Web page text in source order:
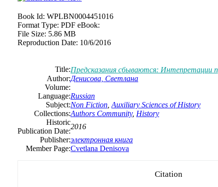
Book Id: WPLBN0004451016
Format Type: PDF eBook:
File Size: 5.86 MB
Reproduction Date: 10/6/2016
Title:Предсказания сбываются: Интепретации
Author:Денисова, Светлана
Volume:
Language:Russian
Subject:Non Fiction Auxiliary Sciences of History
Collections:Authors Community, History
Historic
Publication Date:
2016
Publisher:электронная книга
Member Page:Cvetlana Denisova
Citation